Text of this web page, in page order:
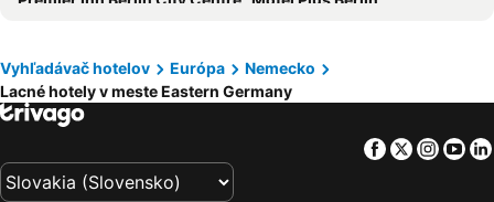
MEININGER Hotel Berlin Tiergarten
Hilton Berlin
MEININGER Hotel Berlin East Side Gallery
Garner Hotel Berlin - Spandau By Ihg
a&o Berlin Mitte
Scandic Berlin Potsdamer Platz
a&o Dresden Hauptbahnhof
City Guesthouse Pension Berlin
Vyhľadávač hotelov Európa
Nemecko
Lacné hotely v meste Eastern Germany
Facebook
Twitter